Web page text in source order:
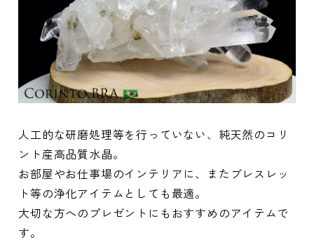
人工的な研磨処理等を行っていない、純天然のコリ
ント産高品質水晶。
お部屋やお仕事場のインテリアに、またブレスレッ
ト等の浄化アイテムとしても最適。
大切な方へのプレゼントにもおすすめのアイテムで
す。